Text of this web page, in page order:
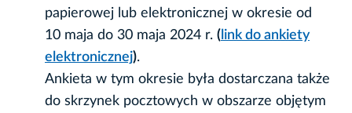
papierowej lub elektronicznej w okresie od
10 maja do 30 maja 2024 r. ( link do ankiety
elektronicznej).
Ankieta w tym okresie była dostarczana także
do skrzynek pocztowych w obszarze objętym